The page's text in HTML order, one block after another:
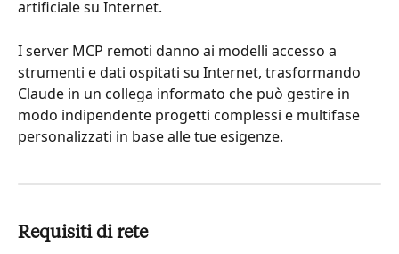
artificiale su Internet.
I server MCP remoti danno ai modelli accesso a
strumenti e dati ospitati su Internet, trasformando
Claude in un collega informato che può gestire in
modo indipendente progetti complessi e multifase
personalizzati in base alle tue esigenze.
Requisiti di rete